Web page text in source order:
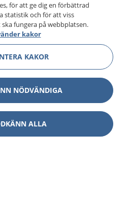
för att ge dig en förbättrad
statistik och för att viss
fungera på webbplatsen.
kakor
KAKOR
NÖDVÄNDIGA
ALLA